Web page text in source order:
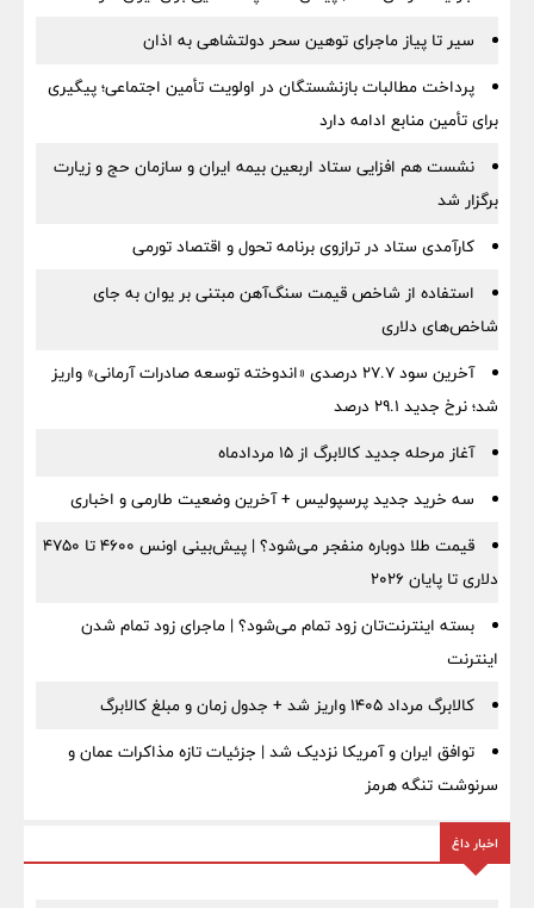
سیر تا پیاز ماجرای توهین سحر دولتشاهی به اذان
پرداخت مطالبات بازنشستگان در اولویت تأمین اجتماعی؛ پیگیری
برای تأمین منابع ادامه دارد
نشست هم افزایی ستاد اربعین بیمه ایران و سازمان حج و زیارت
برگزار شد
کارآمدی ستاد در ترازوی برنامه تحول و اقتصاد تورمی
استفاده از شاخص قیمت سنگ‌آهن مبتنی بر یوان به جای
شاخص‌های دلاری
آخرین سود ۲۷.۷ درصدی «اندوخته توسعه صادرات آرمانی» واریز
شد؛ نرخ جدید ۲۹.۱ درصد
آغاز مرحله جدید کالابرگ از ۱۵ مردادماه
سه خرید جدید پرسپولیس + آخرین وضعیت طارمی و اخباری
قیمت طلا دوباره منفجر می‌شود؟ | پیش‌بینی اونس ۴۶۰۰ تا ۴۷۵۰
دلاری تا پایان ۲۰۲۶
بسته اینترنت‌تان زود تمام می‌شود؟ | ماجرای زود تمام شدن
اینترنت
کالابرگ مرداد ۱۴۰۵ واریز شد + جدول زمان و مبلغ کالابرگ
توافق ایران و آمریکا نزدیک شد | جزئیات تازه مذاکرات عمان و
سرنوشت تنگه هرمز
اخبار داغ